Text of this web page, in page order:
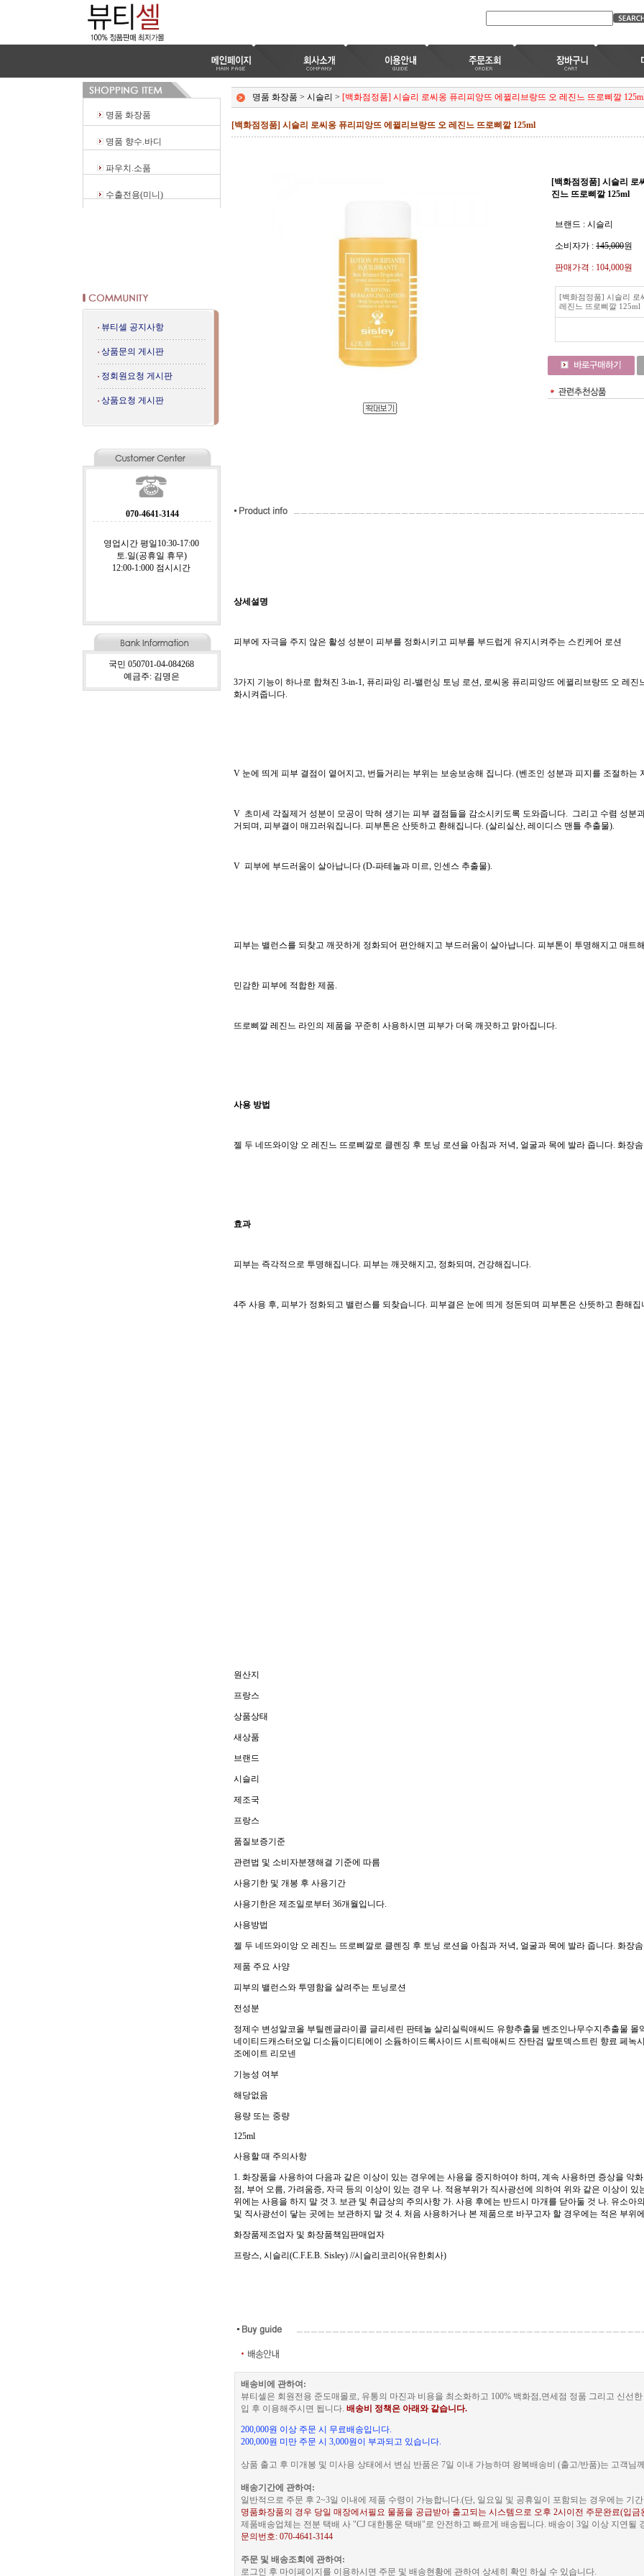
명품 화장품
명품 향수.바디
파우치.소품
수출전용(미니)
뷰티셀 공지사항
상품문의 게시판
정회원요청 게시판
상품요청 게시판
070-4641-3144
영업시간 평일10:30-17:00
토.일(공휴일 휴무)
12:00-1:000 점시시간
국민 050701-04-084268
예금주: 김명은
명품 화장품 > 시슬리 > [백화점정품] 시슬리 로씨옹 퓨리피앙뜨 에뀔리브랑뜨 오 레진느 뜨로삐깔
[백화점정품] 시슬리 로씨옹 퓨리피앙뜨 에뀔리브랑뜨 오 레진느 뜨로삐깔 125ml
[백화점정품] 시슬리 로
진느 뜨로삐깔 125ml
브랜드 : 시슬리
소비자가 : 145,000원
판매가격 : 104,000원
[백화점정품] 시슬리 로
레진느 뜨로삐깔 125ml
상세설명
피부에 자극을 주지 않은 활성 성분이 피부를 정화시키고 피부를 부드럽게 유지시켜주는 스킨케어 로션
3가지 기능이 하나로 합쳐진 3-in-1, 퓨리파잉 리-밸런싱 토닝 로션, 로씨옹 퓨리피앙뜨 에뀔리브랑뜨 오 레
화시켜줍니다.
V 눈에 띄게 피부 결점이 옅어지고, 번들거리는 부위는 보송보송해 집니다. (벤조인 성분과 피지를 조절하는
V 초미세 각질제거 성분이 모공이 막혀 생기는 피부 결점들을 감소시키도록 도와줍니다. 그리고 수렴 성분
거되며, 피부결이 매끄러워집니다. 피부톤은 산뜻하고 환해집니다. (살리실산, 레이디스 맨틀 추출물).
V 피부에 부드러움이 살아납니다 (D-파테놀과 미르, 인센스 추출물).
피부는 밸런스를 되찾고 깨끗하게 정화되어 편안해지고 부드러움이 살아납니다. 피부톤이 투명해지고 매트
민감한 피부에 적합한 제품.
뜨로삐깔 레진느 라인의 제품을 꾸준히 사용하시면 피부가 더욱 깨끗하고 맑아집니다.
사용 방법
젤 두 네뜨와이앙 오 레진느 뜨로삐깔로 클렌징 후 토닝 로션을 아침과 저녁, 얼굴과 목에 발라 줍니다. 화장
효과
피부는 즉각적으로 투명해집니다. 피부는 깨끗해지고, 정화되며, 건강해집니다.
4주 사용 후, 피부가 정화되고 밸런스를 되찾습니다. 피부결은 눈에 띄게 정돈되며 피부톤은 산뜻하고 환해집
원산지
프랑스
상품상태
새상품
브랜드
시슬리
제조국
프랑스
품질보증기준
관련법 및 소비자분쟁해결 기준에 따름
사용기한 및 개봉 후 사용기간
사용기한은 제조일로부터 36개월입니다.
사용방법
젤 두 네뜨와이앙 오 레진느 뜨로삐깔로 클렌징 후 토닝 로션을 아침과 저녁, 얼굴과 목에 발라 줍니다. 화장
제품 주요 사양
피부의 밸런스와 투명함을 살려주는 토닝로션
전성분
정제수 변성알코올 부틸렌글라이콜 글리세린 판테놀 살리실릭애씨드 유향추출물 벤조인나무수지추출물
네이티드캐스터오일 디소듐이디티에이 소듐하이드록사이드 시트릭애씨드 잔탄검 말토덱스트린 향료 페녹
조에이트 리모넨
기능성 여부
해당없음
용량 또는 중량
125ml
사용할 때 주의사항
1. 화장품을 사용하여 다음과 같은 이상이 있는 경우에는 사용을 중지하여야 하며, 계속 사용하면 증상을 악
점, 부어 오름, 가려움증, 자극 등의 이상이 있는 경우 나. 적용부위가 직사광선에 의하여 위와 같은 이상이
위에는 사용을 하지 말 것 3. 보관 및 취급상의 주의사항 가. 사용 후에는 반드시 마개를 닫아둘 것 나. 유소
및 직사광선이 닿는 곳에는 보관하지 말 것 4. 처음 사용하거나 본 제품으로 바꾸고자 할 경우에는 적은 부위
화장품제조업자 및 화장품책임판매업자
프랑스, 시슬리(C.F.E.B. Sisley) //시슬리코리아(유한회사)
배송비에 관하여:
뷰티셀은 회원전용 준도매몰로, 유통의 마진과 비용을 최소화하고 100% 백화점,면세점 정품 그리고 신선
입 후 이용해주시면 됩니다. 배송비 정책은 아래와 같습니다.
200,000원 이상 주문 시 무료배송입니다.
200,000원 미만 주문 시 3,000원이 부과되고 있습니다.
상품 출고 후 미개봉 및 미사용 상태에서 변심 반품은 7일 이내 가능하며 왕복배송비 (출고/반품)는 고객님
배송기간에 관하여:
일반적으로 주문 후 2~3일 이내에 제품 수령이 가능합니다.(단, 일요일 및 공휴일이 포함되는 경우에는 기
명품화장품의 경우 당일 매장에서필요 물품을 공급받아 출고되는 시스템으로 오후 2시이전 주문완료(입
제품배송업체는 전분 택배 사 "CJ 대한통운 택배"로 안전하고 빠르게 배송됩니다. 배송이 3일 이상 지연될
문의번호: 070-4641-3144
주문 및 배송조회에 관하여:
로그인 후 마이페이지를 이용하시면 주문 및 배송현황에 관하여 상세히 확인 하실 수 있습니다.